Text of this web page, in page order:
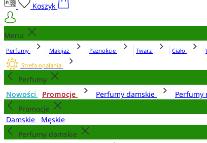
Koszyk
Menu
Perfumy Makijaż Paznokcie Twarz Ciało
Strefa opalania
Perfumy
Nowości
Promocje Perfumy damskie Perfumy
Promocje
Damskie
Męskie
Perfumy damskie